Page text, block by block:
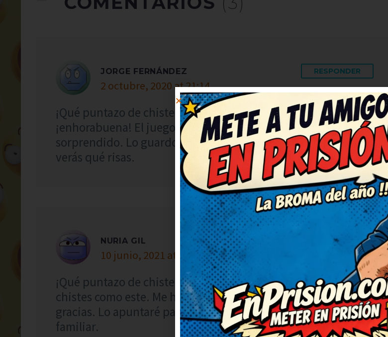
JORGE FERNÁNDEZ
2 octubre, 2020 at 21:14
RESPONDER
¡Qué puntazo de chiste! Muy ingenioso y bien escrito,
¡enhorabuena! El juego de palabras está finísimo, me ha
sorprendido. Lo guardo para contarlo en la próxima reunión,
verás qué risas.
NURIA GIL
10 junio, 2021 at 13:58
RESPONDER
¡Qué puntazo de chiste! Deberían hacer una serie solo con
chistes como este. Me ha cambiado el ánimo para bien,
gracias. Lo apuntaré para contarlo en la próxima comida
familiar.